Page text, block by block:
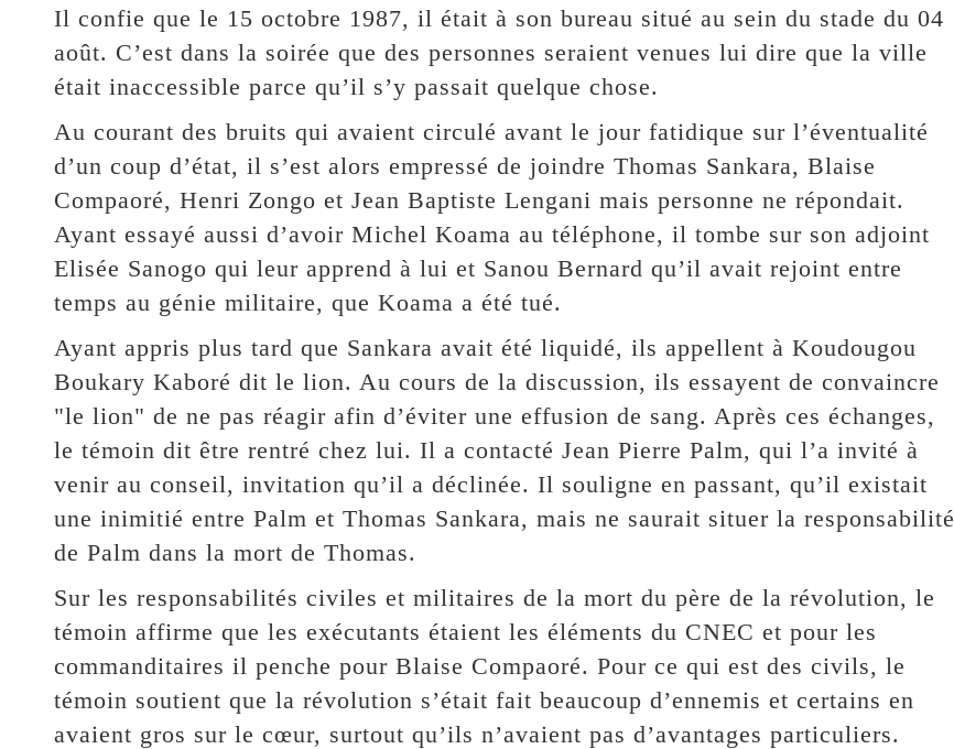
Il confie que le 15 octobre 1987, il était à son bureau situé au sein du stade du 04
août. C’est dans la soirée que des personnes seraient venues lui dire que la ville
était inaccessible parce qu’il s’y passait quelque chose.
Au courant des bruits qui avaient circulé avant le jour fatidique sur l’éventualité
d’un coup d’état, il s’est alors empressé de joindre Thomas Sankara, Blaise
Compaoré, Henri Zongo et Jean Baptiste Lengani mais personne ne répondait.
Ayant essayé aussi d’avoir Michel Koama au téléphone, il tombe sur son adjoint
Elisée Sanogo qui leur apprend à lui et Sanou Bernard qu’il avait rejoint entre
temps au génie militaire, que Koama a été tué.
Ayant appris plus tard que Sankara avait été liquidé, ils appellent à Koudougou
Boukary Kaboré dit le lion. Au cours de la discussion, ils essayent de convaincre
"le lion" de ne pas réagir afin d’éviter une effusion de sang. Après ces échanges,
le témoin dit être rentré chez lui. Il a contacté Jean Pierre Palm, qui l’a invité à
venir au conseil, invitation qu’il a déclinée. Il souligne en passant, qu’il existait
une inimitié entre Palm et Thomas Sankara, mais ne saurait situer la responsabilité
de Palm dans la mort de Thomas.
Sur les responsabilités civiles et militaires de la mort du père de la révolution, le
témoin affirme que les exécutants étaient les éléments du CNEC et pour les
commanditaires il penche pour Blaise Compaoré. Pour ce qui est des civils, le
témoin soutient que la révolution s’était fait beaucoup d’ennemis et certains en
avaient gros sur le cœur, surtout qu’ils n’avaient pas d’avantages particuliers.